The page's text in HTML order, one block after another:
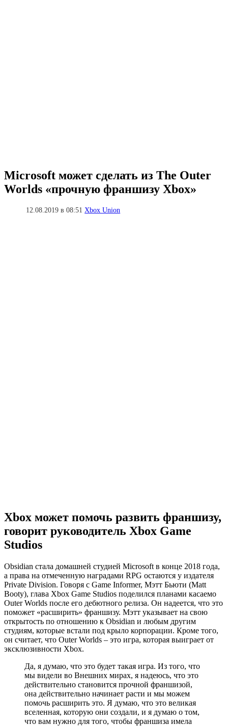
Microsoft может сделать из The Outer
Worlds «прочную франшизу Xbox»
12.08.2019 в 08:51Xbox Union
Xbox может помочь развить франшизу,
говорит руководитель Xbox Game
Studios
Obsidian стала домашней студией Microsoft в конце 2018 года,
а права на отмеченную наградами RPG остаются у издателя
Private Division. Говоря с Game Informer, Мэтт Бьюти (Matt
Booty), глава Xbox Game Studios поделился планами касаемо
Outer Worlds после его дебютного релиза. Он надеется, что это
поможет «расширить» франшизу. Мэтт указывает на свою
открытость по отношению к Obsidian и любым другим
студиям, которые встали под крыло корпорации. Кроме того,
он считает, что Outer Worlds – это игра, которая выиграет от
эксклюзивности Xbox.
Да, я думаю, что это будет такая игра. Из того, что
мы видели во Внешних мирах, я надеюсь, что это
действительно становится прочной франшизой,
она действительно начинает расти и мы можем
помочь расширить это. Я думаю, что это великая
вселенная, которую они создали, и я думаю о том,
что вам нужно для того, чтобы франшиза имела